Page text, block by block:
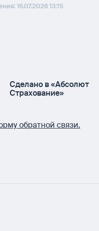
16.07.2026 13:15
Сделано в «Абсолют
Страхование»
обратной связи.